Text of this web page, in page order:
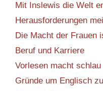
Mit Inslewis die Welt
Herausforderungen
Die Macht der Frauen
Beruf und Karriere
Vorlesen macht schlau
Gründe um Englisch